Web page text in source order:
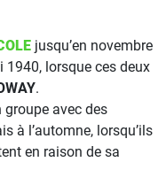
jusqu’en novembre
1940, lorsque ces deux
.
avec des
à l’automne, lorsqu’ils
en raison de sa